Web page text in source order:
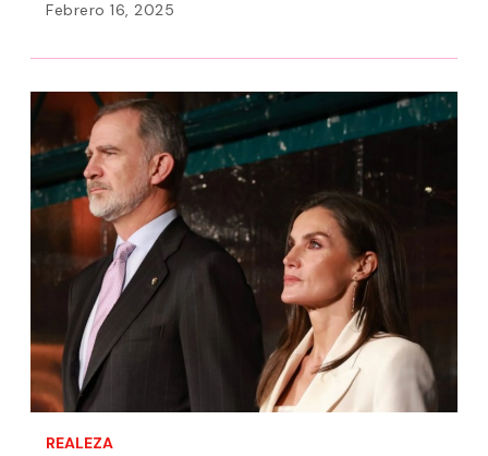
Febrero 16, 2025
REALEZA